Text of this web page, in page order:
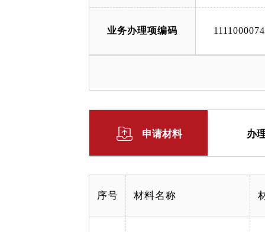
业务办理项编码
申请材料 办
序号 材料名称